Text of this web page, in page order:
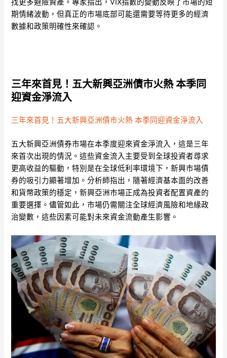
期情緒波動，但真正的市場底部可能還需要等待更多的經濟
數據和政策明確性來確認。
三年來首見！五大新興亞洲債市火熱 本季同
迎資金淨流入
三年來首見！五大新興亞洲債市火熱 本季同迎資金淨流入
五大新興亞洲債券市場在本季度迎來資金淨流入，這是三年
來首次出現的情況。這些資金流入主要受到全球投資者尋求
更高收益的驅動，特別是在全球低利率環境下，新興市場債
券的吸引力顯著增加。分析師指出，隨著經濟基本面的改善
和貨幣政策的穩定，新興亞洲市場正成為投資者配置資產的
重要選擇。儘管如此，市場仍需關注全球經濟風險和地緣政
治變數，這些因素可能對未來資金流動產生影響。